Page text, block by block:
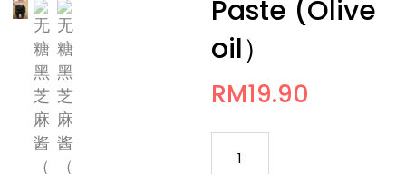
Paste (Olive
oil）
RM19.90